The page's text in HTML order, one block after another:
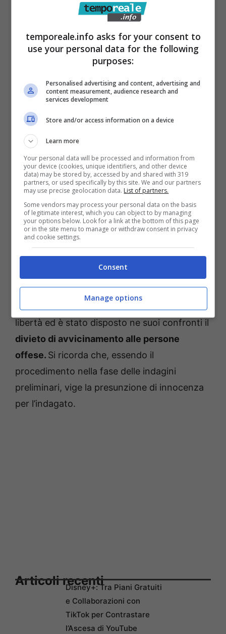
consegnato per il timore che potesse far del
male agli altri familiari presenti in casa.
Lo stesso scenario è stato denunciato dalla
madre, anch’ella minacciata di morte sotto le
continue richieste di denaro del figlio,
schiavo del vizio della droga e del gioco.
informazioni fornite dalle vittime ed i riscontri
quadro di condotte violente subite dai
familiari del giovane, soggetto
particolarmente pericoloso e instabile, chene
hanno portato all’arresto per maltrattamenti
ed estorsione e alla denuncia in stato di
libertà per la rapina ai danni del padre.
Notiziato il P.M di turno, su disposizione dello
carcere di Latina, in attesa di convalida che
è poi avvenuta ieri. L’uomo è stato
rimesso in
libertà ed è stato disposto ne suoi confronti il
divieto di avvicinamento alle persone
offese. Si ricorda che, essendo il
procedimento nella fase delle indagini
preliminari, vige la presunzione di innocenza
per l’indagato.
Articoli recentiDisney+: Tra Piani Gratuiti
e Collaborazioni con
TikTok per Contrastare
l’Ascesa di YouTube
temporeale.info asks for your consent to
use your personal data for the following
purposes:
Personalised advertising and content, advertising and
content measurement, audience research and
services development
Store and/or access information on a device
Learn more
Your personal data will be processed and information from
your device (cookies, unique identifiers, and other device
data) may be stored by, accessed by and shared with 319
partners, or used specifically by this site. We and our partners
may use precise geolocation data. List of partners.
Some vendors may process your personal data on the basis
of legitimate interest, which you can object to by managing
your options below. Look for a link at the bottom of this page
or in the site menu to manage or withdraw consent in privacy
and cookie settings.
Consent
Manage options